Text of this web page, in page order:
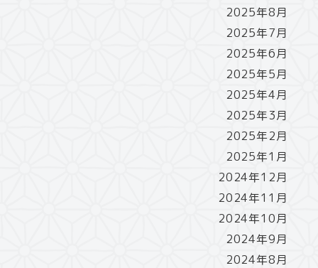
2025年8月
2025年7月
2025年6月
2025年5月
2025年4月
2025年3月
2025年2月
2025年1月
2024年12月
2024年11月
2024年10月
2024年9月
2024年8月